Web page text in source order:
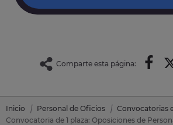
Comparte esta página:
Inicio Personal de Oficios
Convocatorias